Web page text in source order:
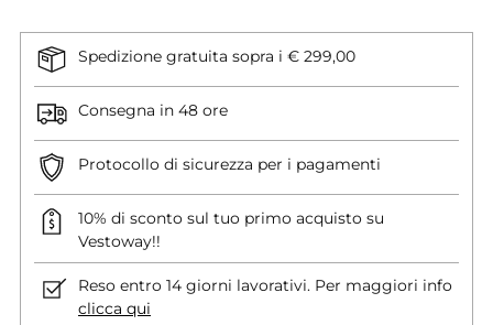
Spedizione gratuita sopra i € 299,00
Consegna in 48 ore
Protocollo di sicurezza per i pagamenti
10% di sconto sul tuo primo acquisto su
Vestoway!!
Reso entro 14 giorni lavorativi. Per maggiori info
clicca qui